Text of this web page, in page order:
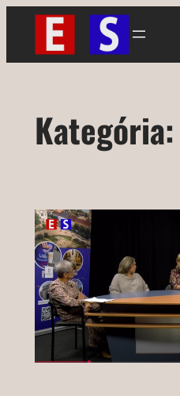
Ugrás
tartalomhoz
Kategória: